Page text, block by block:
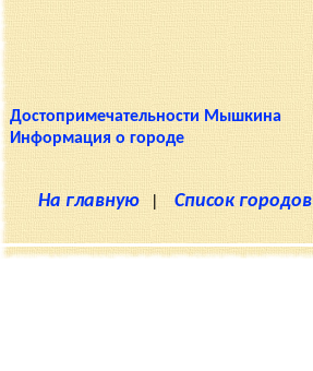
Достопримечательности Мышкина
Информация о городе
На главную | Список городов